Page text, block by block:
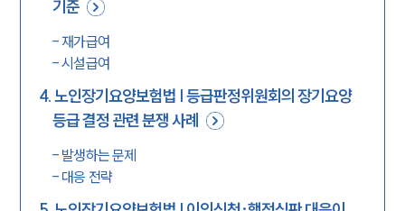
기준
- 재가급여
-시설급여
4.노인장기요양보험법 | 등급판정위원회의 장기요양
등급 결정 관련 분쟁 사례
- 발생하는 문제
- 대응 전략